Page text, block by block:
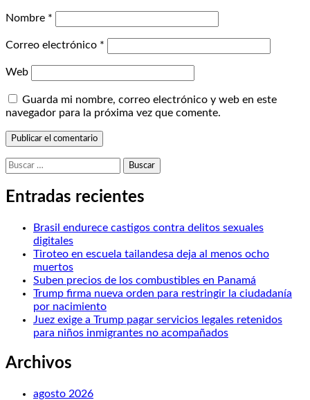
Nombre *
Correo electrónico *
Web
Guarda mi nombre, correo electrónico y web en este
navegador para la próxima vez que comente.
Buscar:
Entradas recientes
Brasil endurece castigos contra delitos sexuales
digitales
Tiroteo en escuela tailandesa deja al menos ocho
muertos
Suben precios de los combustibles en Panamá
Trump firma nueva orden para restringir la ciudadanía
por nacimiento
Juez exige a Trump pagar servicios legales retenidos
para niños inmigrantes no acompañados
Archivos
agosto 2026